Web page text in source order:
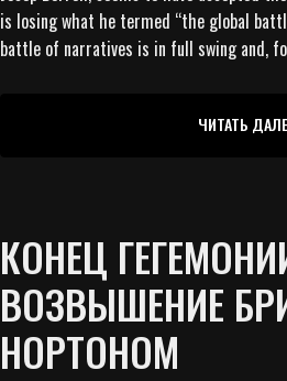
is losing what he termed “the global
battle of narratives is in full swing and,
ЧИТАТЬ
КОНЕЦ
ВОЗВЫШЕНИЕ
НОРТОНОМ